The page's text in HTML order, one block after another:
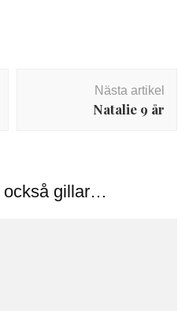
Nästa artikel
Natalie 9 år
också gillar…